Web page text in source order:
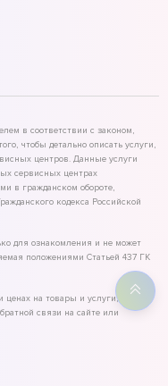
в соответствии с законом,
чтобы детально описать услуги,
центров. Данные услуги
сервисных центрах
в гражданском обороте,
кодекса Российской
для ознакомления и не может
положениями Статьей 437 ГК
на товары и услуги,
связи на сайте или